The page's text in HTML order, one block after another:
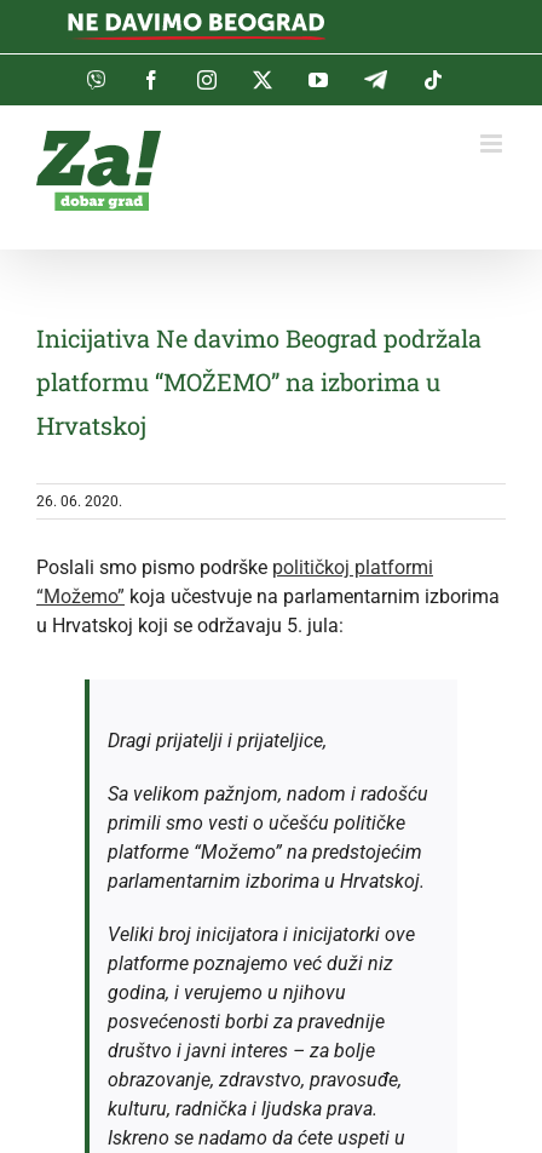
Viber FacebookInstagramTwitterYouTubeTelegram
Inicijativa Ne davimo Beograd podržala
platformu “MOŽEMO” na izborima u
Hrvatskoj
26. 06. 2020.
Poslali smo pismo podrške političkoj platformi
“Možemo” koja učestvuje na parlamentarnim izborima
u Hrvatskoj koji se održavaju 5. jula:
Dragi prijatelji i prijateljice,
Sa velikom pažnjom, nadom i radošću
primili smo vesti o učešću političke
platforme “Možemo” na predstojećim
parlamentarnim izborima u Hrvatskoj.
Veliki broj inicijatora i inicijatorki ove
platforme poznajemo već duži niz
godina, i verujemo u njihovu
posvećenosti borbi za pravednije
društvo i javni interes – za bolje
obrazovanje, zdravstvo, pravosuđe,
kulturu, radnička i ljudska prava.
Iskreno se nadamo da ćete uspeti u